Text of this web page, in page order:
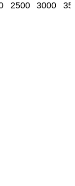
2500 3000